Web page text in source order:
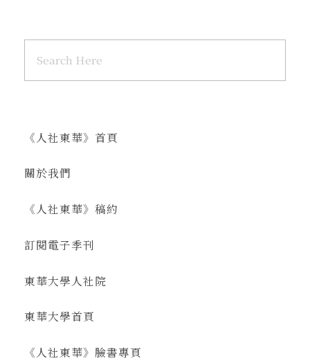
《人社東華》首頁
關於我們
《人社東華》稿約
訂閱電子季刊
東華大學人社院
東華大學首頁
《人社東華》臉書專頁